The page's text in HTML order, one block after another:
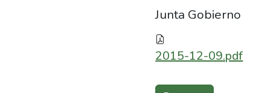
Junta Gobierno
2015-12-09.pdf